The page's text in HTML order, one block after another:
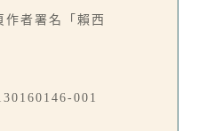
作者署名「賴西
001